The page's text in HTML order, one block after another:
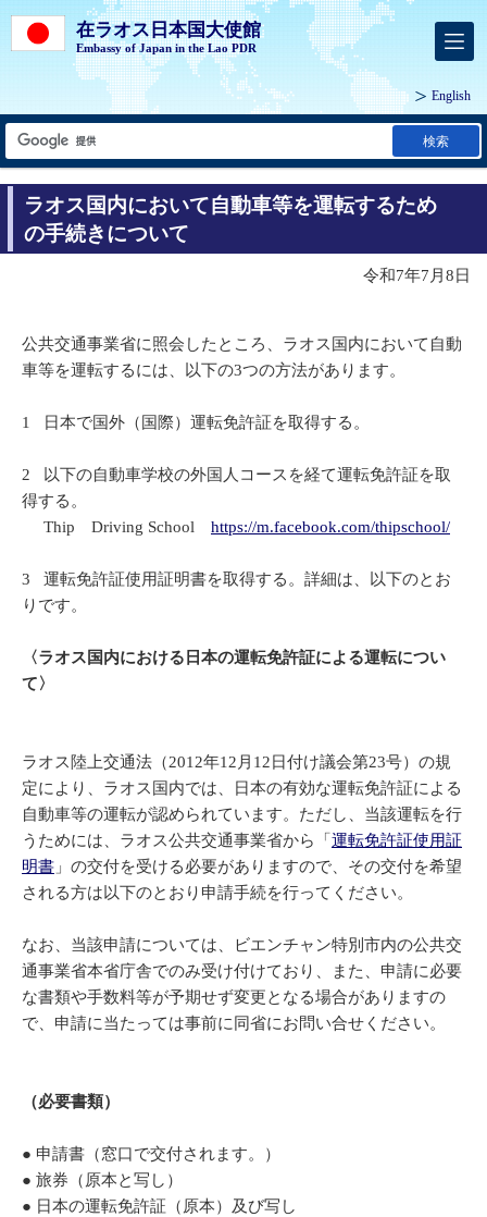
在ラオス日本国大使館
Embassy of Japan in the Lao PDR
English
検索
ラオス国内において自動車等を運転するため
の手続きについて
令和7年7月8日
公共交通事業省に照会したところ、ラオス国内において自動
車等を運転するには、以下の3つの方法があります。
1 日本で国外（国際）運転免許証を取得する。
2 以下の自動車学校の外国人コースを経て運転免許証を取
得する。
Thip Driving School https://m.facebook.com/thipschool/
3 運転免許証使用証明書を取得する。詳細は、以下のとお
りです。
〈ラオス国内における日本の運転免許証による運転につい
て〉
ラオス陸上交通法（2012年12月12日付け議会第23号）の規
定により、ラオス国内では、日本の有効な運転免許証による
自動車等の運転が認められています。ただし、当該運転を行
うためには、ラオス公共交通事業省から「 運転免許証使用証
明書 」の交付を受ける必要がありますので、その交付を希望
される方は以下のとおり申請手続を行ってください。
なお、当該申請については、ビエンチャン特別市内の公共交
通事業省本省庁舎でのみ受け付けており、また、申請に必要
な書類や手数料等が予期せず変更となる場合がありますの
で、申請に当たっては事前に同省にお問い合せください。
（必要書類）
● 申請書（窓口で交付されます。）
● 旅券（原本と写し）
● 日本の運転免許証（原本）及び写し